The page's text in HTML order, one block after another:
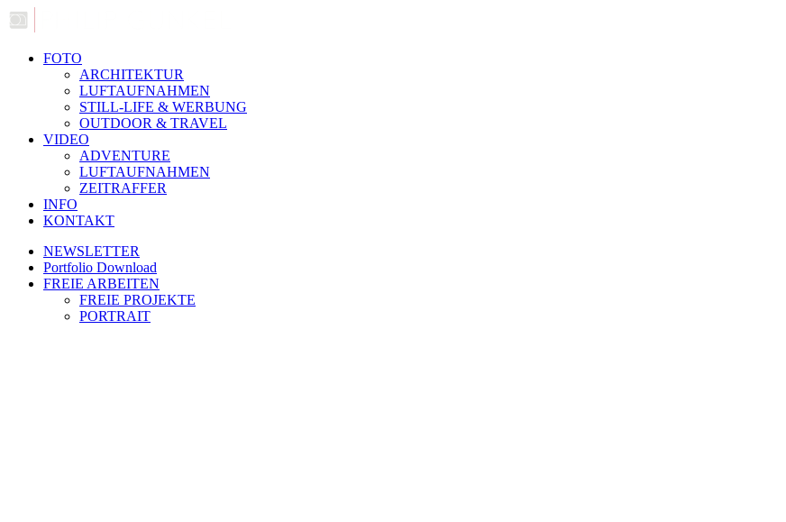
FOTO
ARCHITEKTUR
LUFTAUFNAHMEN
STILL-LIFE & WERBUNG
OUTDOOR & TRAVEL
VIDEO
ADVENTURE
LUFTAUFNAHMEN
ZEITRAFFER
INFO
KONTAKT
NEWSLETTER
Portfolio Download
FREIE ARBEITEN
FREIE PROJEKTE
PORTRAIT